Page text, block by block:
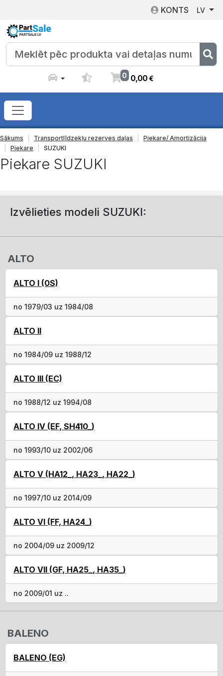
KONTS LV
0 0,00€
Sākums Transportlīdzekļu rezerves daļas
Piekare/ Amortizācija
Piekare
SUZUKI
Piekare SUZUKI
Izvēlieties modeli SUZUKI:
ALTO
ALTO I (0S)
no 1979/03 uz 1984/08
ALTO II
no 1984/09 uz 1988/12
ALTO III (EC)
no 1988/12 uz 1994/08
ALTO IV (EF, SH410_)
no 1993/10 uz 2002/06
ALTO V (HA12_, HA23_, HA22_)
no 1997/10 uz 2014/09
ALTO VI (FF, HA24_)
no 2004/09 uz 2009/12
ALTO VII (GF, HA25_, HA35_)
no 2009/01 uz ..
BALENO
BALENO (EG)